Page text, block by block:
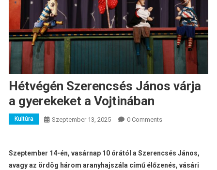
Hétvégén Szerencsés János várja
a gyerekeket a Vojtinában
Kultúra Szeptember 13, 2025 0 Comments
Szeptember 14-én, vasárnap 10 órától a Szerencsés János,
avagy az ördög három aranyhajszála című élőzenés, vásári